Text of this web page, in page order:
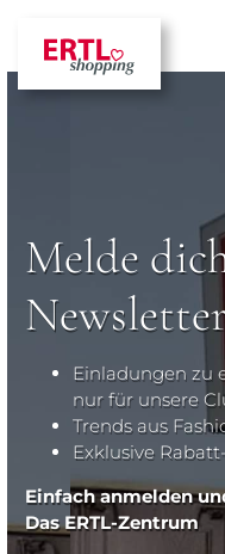
Melde
Einladungen zu
nur für unsere
Trends aus
Exklusive
Einfach anmelden
Das ERTL-Zentrum